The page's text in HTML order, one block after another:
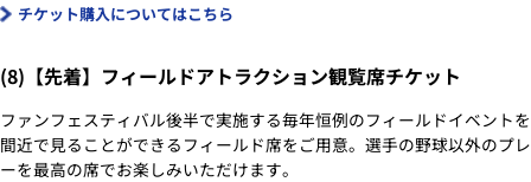
チケット購入についてはこちら
(8)【先着】フィールドアトラクション観覧席チケット
ファンフェスティバル後半で実施する毎年恒例のフィールドイベントを
間近で見ることができるフィールド席をご用意。選手の野球以外のプレ
ーを最高の席でお楽しみいただけます。